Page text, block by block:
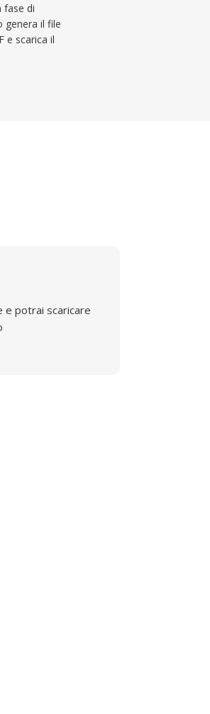
fase di
genera il file
e scarica il
e potrai scaricare